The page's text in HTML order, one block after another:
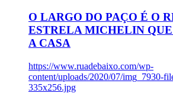
O LARGO DO PAÇO É O
ESTRELA MICHELIN
A CASA
https://www.ruadebaixo.com/wp-
content/uploads/2020/07/img_7930-
335x256.jpg